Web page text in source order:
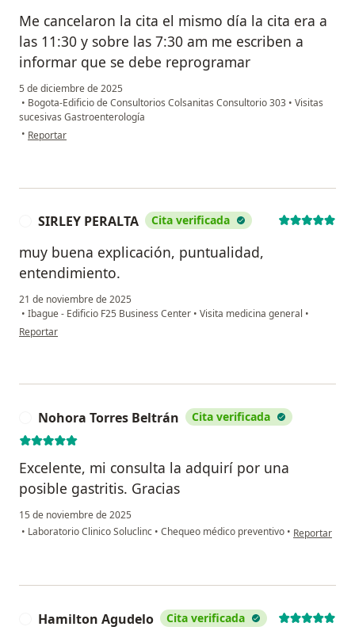
Me cancelaron la cita el mismo día la cita era a
las 11:30 y sobre las 7:30 am me escriben a
informar que se debe reprogramar
5 de diciembre de 2025
• Bogota-Edificio de Consultorios Colsanitas Consultorio 303 • Visitas
sucesivas Gastroenterología
• en opinión del usuario Ronal Poveda
Reportar
SIRLEY PERALTA Cita verificada
muy buena explicación, puntualidad,
entendimiento.
21 de noviembre de 2025
• Ibague - Edificio F25 Business Center • Visita medicina general •
en opinión del usuario SIRLEY PERALTA
Reportar
Nohora Torres Beltrán Cita verificada
Excelente, mi consulta la adquirí por una
posible gastritis. Gracias
15 de noviembre de 2025
• Laboratorio Clinico Soluclinc • Chequeo médico preventivo • en opinión
Reportar
Hamilton Agudelo Cita verificada